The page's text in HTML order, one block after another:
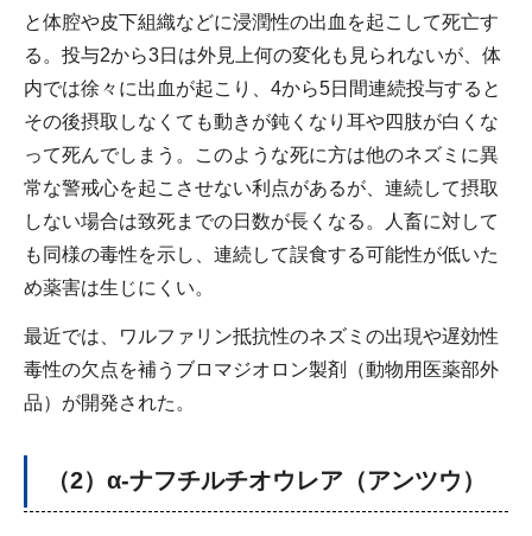
と体腔や皮下組織などに浸潤性の出血を起こして死亡す
る。投与2から3日は外見上何の変化も見られないが、体
内では徐々に出血が起こり、4から5日間連続投与すると
その後摂取しなくても動きが鈍くなり耳や四肢が白くな
って死んでしまう。このような死に方は他のネズミに異
常な警戒心を起こさせない利点があるが、連続して摂取
しない場合は致死までの日数が長くなる。人畜に対して
も同様の毒性を示し、連続して誤食する可能性が低いた
め薬害は生じにくい。
最近では、ワルファリン抵抗性のネズミの出現や遅効性
毒性の欠点を補うブロマジオロン製剤（動物用医薬部外
品）が開発された。
（2）α-ナフチルチオウレア（アンツウ）